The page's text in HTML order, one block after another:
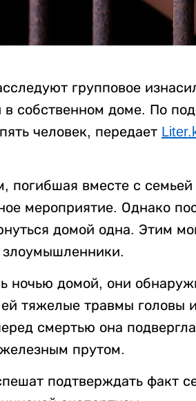
групповое
собственном доме. По
человек, передает
вместе с семьей
мероприятие. Однако
домой одна. Этим
злоумышленники.
ночью домой, они
тяжелые травмы головы
смертью она
прутом.
подтверждать факт